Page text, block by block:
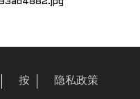
按 隐私政策